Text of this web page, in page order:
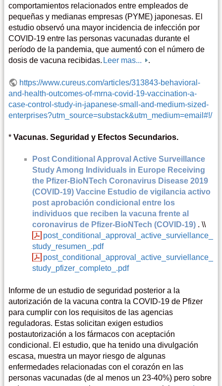
comportamientos relacionados entre empleados de
pequeñas y medianas empresas (PYME) japonesas. El
estudio observó una mayor incidencia de infección por
COVID-19 entre las personas vacunadas durante el
período de la pandemia, que aumentó con el número de
dosis de vacuna recibidas. Leer mas... .
https://www.cureus.com/articles/313843-behavioral-
and-health-outcomes-of-mrna-covid-19-vaccination-a-
case-control-study-in-japanese-small-and-medium-sized-
enterprises?utm_source=substack&utm_medium=email#!/
* Vacunas. Seguridad y Efectos Secundarios.
Post Conditional Approval Active Surveillance
Study Among Individuals in Europe Receiving
the Pfizer-BioNTech Coronavirus Disease 2019
(COVID-19) Vaccine Estudio de vigilancia activo
post aprobación condicional entre los
individuos que reciben la vacuna frente al
coronavirus de Pfizer-BioNTech (COVID-19) . \\
post_conditional_approval_active_surviellance_
study_resumen_.pdf
post_conditional_approval_active_surviellance_
study_pfizer_completo_.pdf
Informe de un estudio de seguridad posterior a la
autorización de la vacuna contra la COVID-19 de Pfizer
para cumplir con los requisitos de las agencias
reguladoras. Estas solicitan exigen estudios
postautorización a los fármacos con aceptación
condicional. El estudio, que ha tenido una divulgación
escasa, muestra un mayor riesgo de algunas
enfermedades relacionadas con el corazón en las
personas vacunadas (de al menos un 23-40%) pero sobre